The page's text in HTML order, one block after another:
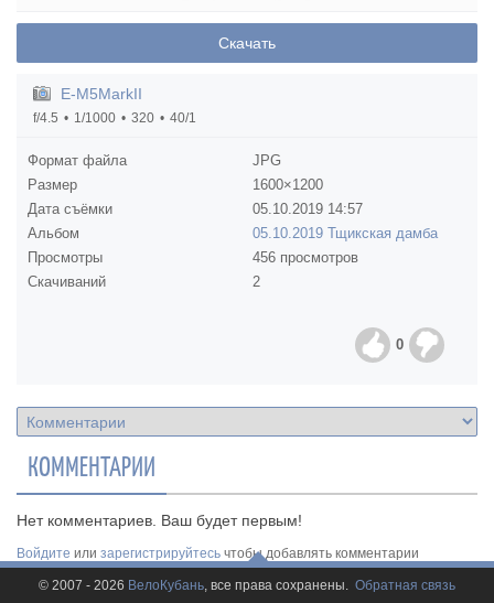
Скачать
E-M5MarkII
f/4.5 1/1000 320 40/1
Формат файла
JPG
Размер
1600×1200
Дата съёмки
05.10.2019 14:57
Альбом
05.10.2019 Тщикская дамба
Просмотры
456 просмотров
Скачиваний
2
0
КОММЕНТАРИИ
Нет комментариев. Ваш будет первым!
Войдите или зарегистрируйтесь чтобы добавлять комментарии
© 2007 - 2026 ВелоКубань, все права сохранены. Обратная связь